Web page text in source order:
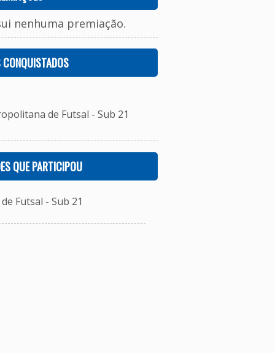
nenhuma premiação.
de Futsal - Sub 21
QUE PARTICIPOU
Futsal - Sub 21